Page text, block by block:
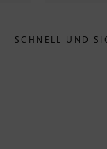
SCHNELL UND